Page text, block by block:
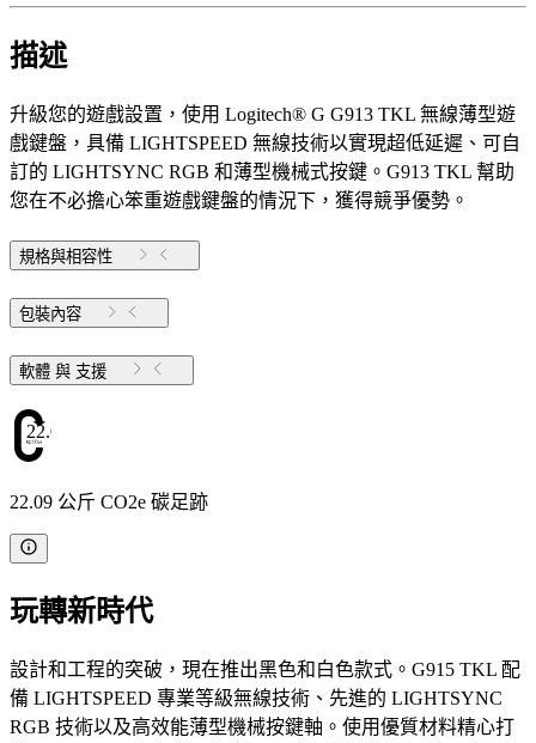
描述
升級您的遊戲設置，使用 Logitech® G G913 TKL 無線薄型遊
戲鍵盤，具備 LIGHTSPEED 無線技術以實現超低延遲、可自
訂的 LIGHTSYNC RGB 和薄型機械式按鍵。G913 TKL 幫助
您在不必擔心笨重遊戲鍵盤的情況下，獲得競爭優勢。
規格與相容性
包裝內容
軟體 與 支援
22.09
22.09 公斤 CO2e 碳足跡
玩轉新時代
設計和工程的突破，現在推出黑色和白色款式。G915 TKL 配
備 LIGHTSPEED 專業等級無線技術、先進的 LIGHTSYNC
RGB 技術以及高效能薄型機械按鍵軸。使用優質材料精心打